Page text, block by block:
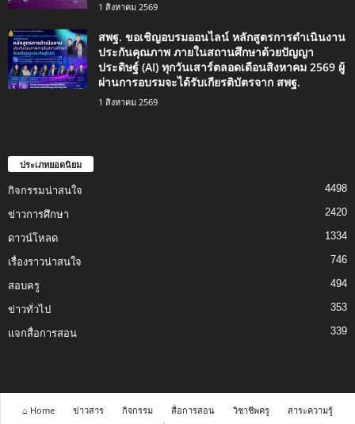
1 สิงหาคม 2569
สพฐ. ขอเชิญอบรมออนไลน์ หลักสูตรการดำเนินงาน
ประกันคุณภาพ ภายในสถานศึกษาด้วยปัญญา
ประดิษฐ์ (AI) ทุกวันเสาร์ตลอดเดือนสิงหาคม 2569 ผู้
ผ่านการอบรมจะได้รับเกียรติบัตรจาก สพฐ.
1 สิงหาคม 2569
ประเภทยอดนิยม
กิจกรรมน่าสนใจ 4498
ข่าวการศึกษา 2420
ดาวน์โหลด 1334
เรื่องราวน่าสนใจ 746
สอบครู 494
ข่าวทั่วไป 353
แจกสื่อการสอน 339
⌂ Home ข่าวสาร กิจกรรม สื่อการสอน วิชาชีพครู
สาระความรู้